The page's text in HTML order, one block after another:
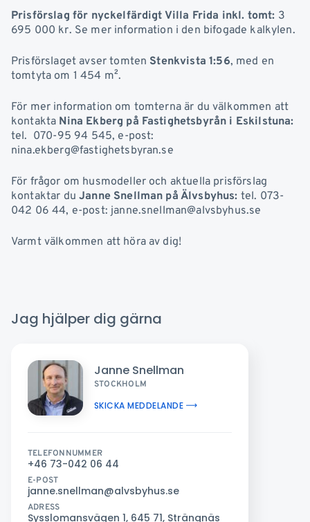
Prisförslag för nyckelfärdigt Villa Frida inkl. tomt: 3
695 000 kr. Se mer information i den bifogade kalkylen.
Prisförslaget avser tomten Stenkvista 1:56, med en
tomtyta om 1 454 m².
För mer information om tomterna är du välkommen att
kontakta Nina Ekberg på Fastighetsbyrån i Eskilstuna:
tel. 070-95 94 545, e-post:
nina.ekberg@fastighetsbyran.se
För frågor om husmodeller och aktuella prisförslag
kontaktar duJanne Snellman på Älvsbyhus: tel. 073-
042 06 44, e-post: janne.snellman@alvsbyhus.se
Varmt välkommen att höra av dig!
Jag hjälper dig gärna
Janne Snellman
STOCKHOLM
SKICKA MEDDELANDE
TELEFONNUMMER
+46 73-042 06 44
E-POST
janne.snellman@alvsbyhus.se
ADRESS
Sysslomansvägen 1, 645 71, Strängnäs